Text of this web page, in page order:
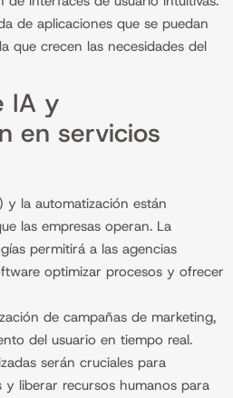
de aplicaciones que se puedan
que crecen las necesidades del
IA y
en servicios
y la automatización están
las empresas operan. La
permitirá a las agencias
optimizar procesos y ofrecer
de campañas de marketing,
del usuario en tiempo real.
serán cruciales para
y liberar recursos humanos para